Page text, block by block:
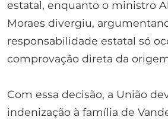
estatal, enquanto o ministro
Moraes divergiu,
responsabilidade estatal só
comprovação direta da
Com essa decisão, a União
indenização à família de